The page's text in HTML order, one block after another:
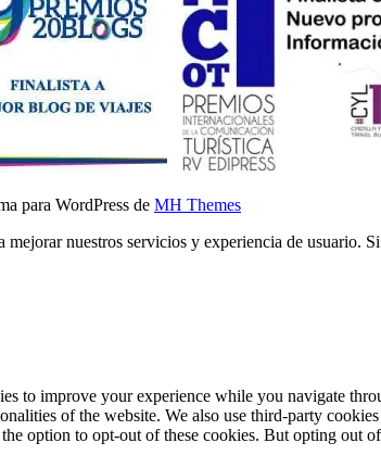
para WordPress de MH Themes
nuestros servicios y experiencia de usuario.
to improve your experience while you navigate
of the website. We also use third-party
option to opt-out of these cookies. But opting out